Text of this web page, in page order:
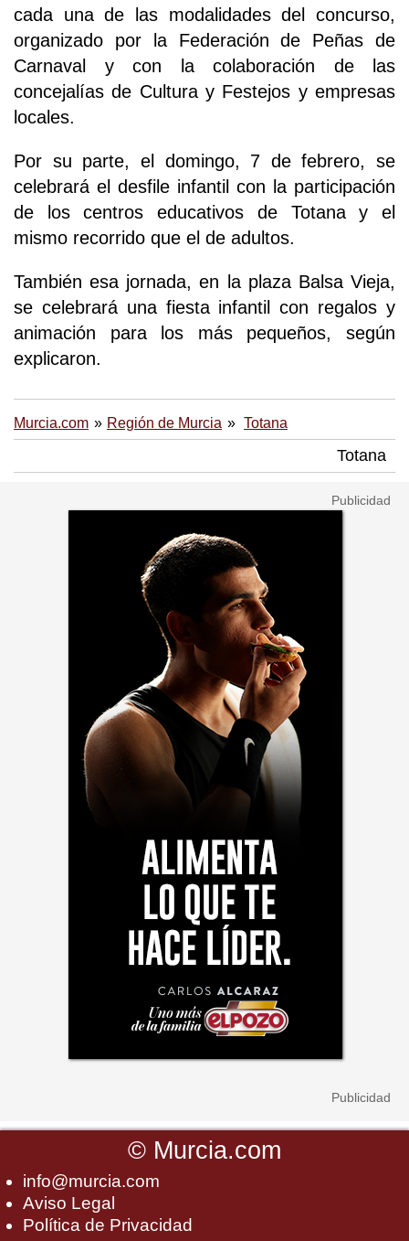
cada una de las modalidades del concurso,
organizado por la Federación de Peñas de
Carnaval y con la colaboración de las
concejalías de Cultura y Festejos y empresas
locales.
Por su parte, el domingo, 7 de febrero, se
celebrará el desfile infantil con la participación
de los centros educativos de Totana y el
mismo recorrido que el de adultos.
También esa jornada, en la plaza Balsa Vieja,
se celebrará una fiesta infantil con regalos y
animación para los más pequeños, según
explicaron.
Murcia.com Región de Murcia Totana
Totana
© Murcia.com
info@murcia.com
Aviso Legal
Política de Privacidad